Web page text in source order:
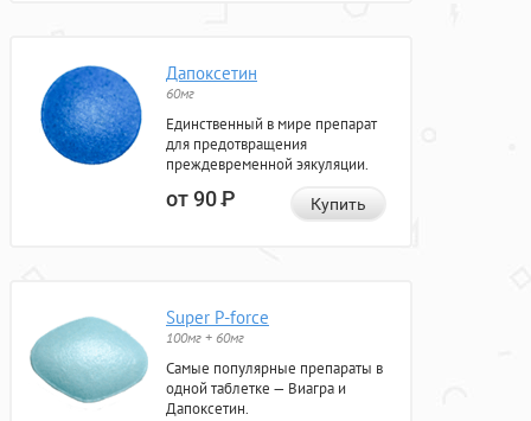
Дапоксетин
60мг
Единственный в мире препарат
для предотвращения
преждевременной эякуляции.
от 90Р Купить
Super P-force
100мг + 60мг
Самые популярные препараты в
одной таблетке — Виагра и
Дапоксетин.